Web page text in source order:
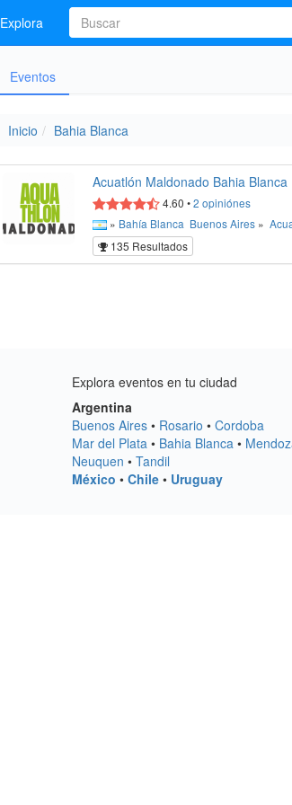
Explora
Eventos
Inicio Bahia Blanca
Acuatlón Maldonado Bahia Blanca
4.60 •2 opiniónes
» Bahía Blanca Buenos Aires»
135 Resultados
Explora eventos en tu ciudad
Argentina
Buenos Aires • Rosario •Cordoba
Mar del Plata • Bahia Blanca •
Neuquen •Tandil
México •Chile • Uruguay